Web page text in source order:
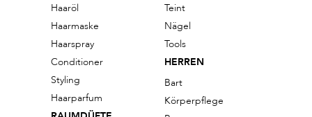
Haaröl
Haarmaske
Haarspray
Conditioner
Styling
Haarparfum
Teint
Nägel
Tools
HERREN
Bart
Körperpflege